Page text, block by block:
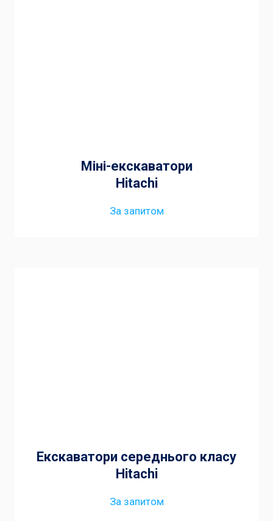
Міні-екскаватори
Hitachi
За запитом
Екскаватори середнього класу
Hitachi
За запитом